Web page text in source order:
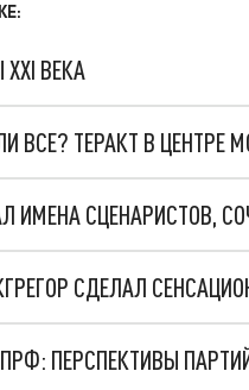
ВЕКА
ВСЕ? ТЕРАКТ В ЦЕНТРЕ
ИМЕНА СЦЕНАРИСТОВ,
ПЕРСПЕКТИВЫ